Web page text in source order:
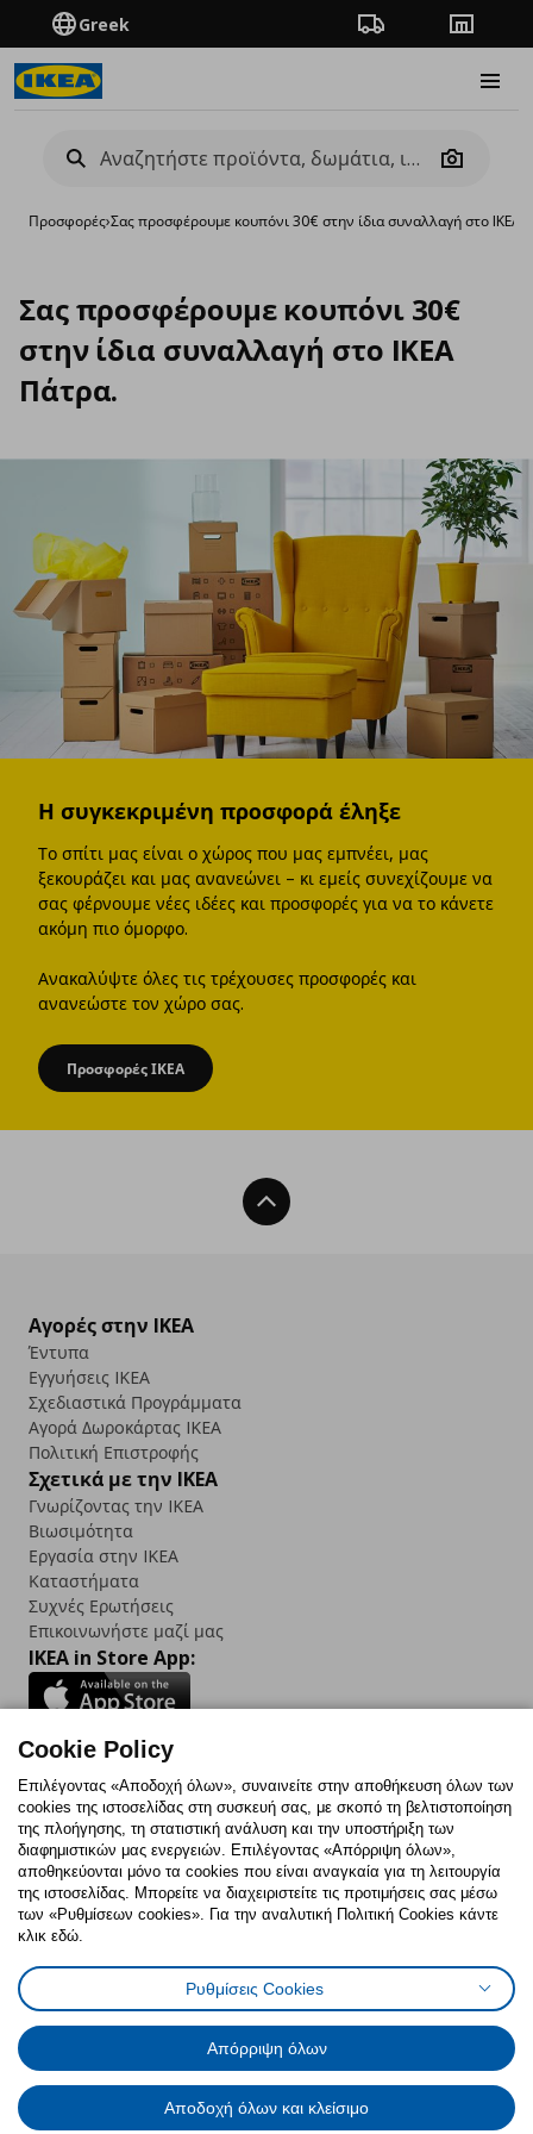
Greek Πορεία παραγγελίας
Camera
Προσφορές›Σας προσφέρουμε κουπόνι 30€ στην ίδια συναλλαγή στο IKEA
Σας προσφέρουμε κουπόνι 30€
στην ίδια συναλλαγή στο IKEA
Πάτρα.
Η συγκεκριμένη προσφορά έληξε
Το σπίτι μας είναι ο χώρος που μας εμπνέει, μας
ξεκουράζει και μας ανανεώνει – κι εμείς συνεχίζουμε να
σας φέρνουμε νέες ιδέες και προσφορές για να το κάνετε
ακόμη πιο όμορφο.
Ανακαλύψτε όλες τις τρέχουσες προσφορές και
ανανεώστε τον χώρο σας.
Προσφορές ΙΚΕΑ
Back To Top
Αγορές στην IKEA
Έντυπα
Εγγυήσεις IKEA
Σχεδιαστικά Προγράμματα
Αγορά Δωρoκάρτας IKEA
Πολιτική Επιστροφής
Σχετικά με την IKEA
Γνωρίζοντας την IKEA
Βιωσιμότητα
Εργασία στην IKEA
Καταστήματα
Συχνές Ερωτήσεις
Επικοινωνήστε μαζί μας
IKEA in Store App:
Follow us:
FacebookInstagram
TikTokYoutubePinterestTwitter
Πολιτική CookiesΔήλωση ψηφιακής προσβασιμότητας
Ρυθμίσεις cookiesΌροι Χρήσης
Γενική Πολιτική Προσωπικών Δεδομένων
Πολιτική Προσωπικών Δεδομένων για ΙΚΕΑ.gr
Κώδικας Καταναλωτικής Δεοντολογίας
Cookie Policy
Επιλέγοντας «Αποδοχή όλων», συναινείτε στην αποθήκευση όλων των
cookies της ιστοσελίδας στη συσκευή σας, με σκοπό τη βελτιστοποίηση
της πλοήγησης, τη στατιστική ανάλυση και την υποστήριξη των
διαφημιστικών μας ενεργειών. Επιλέγοντας «Απόρριψη όλων»,
αποθηκεύονται μόνο τα cookies που είναι αναγκαία για τη λειτουργία
της ιστοσελίδας. Μπορείτε να διαχειριστείτε τις προτιμήσεις σας μέσω
των «Ρυθμίσεων cookies». Για την αναλυτική Πολιτική Cookies κάντε
κλικ εδώ.
Ρυθμίσεις Cookies
Απόρριψη όλων
Αποδοχή όλων και κλείσιμο